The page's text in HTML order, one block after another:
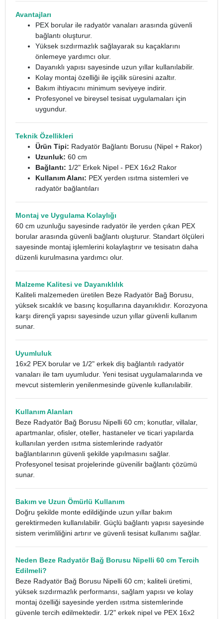
Avantajları
PEX borular ile radyatör vanaları arasında güvenli
bağlantı oluşturur.
Yüksek sızdırmazlık sağlayarak su kaçaklarını
önlemeye yardımcı olur.
Dayanıklı yapısı sayesinde uzun yıllar kullanılabilir.
Kolay montaj özelliği ile işçilik süresini azaltır.
Bakım ihtiyacını minimum seviyeye indirir.
Profesyonel ve bireysel tesisat uygulamaları için
uygundur.
Teknik Özellikleri
Ürün Tipi: Radyatör Bağlantı Borusu (Nipel + Rakor)
Uzunluk: 60 cm
Bağlantı: 1/2" Erkek Nipel - PEX 16x2 Rakor
Kullanım Alanı: PEX yerden ısıtma sistemleri ve
radyatör bağlantıları
Montaj ve Uygulama Kolaylığı
60 cm uzunluğu sayesinde radyatör ile yerden çıkan PEX
borular arasında güvenli bağlantı oluşturur. Standart ölçüleri
sayesinde montaj işlemlerini kolaylaştırır ve tesisatın daha
düzenli kurulmasına yardımcı olur.
Malzeme Kalitesi ve Dayanıklılık
Kaliteli malzemeden üretilen Beze Radyatör Bağ Borusu,
yüksek sıcaklık ve basınç koşullarına dayanıklıdır. Korozyona
karşı dirençli yapısı sayesinde uzun yıllar güvenli kullanım
sunar.
Uyumluluk
16x2 PEX borular ve 1/2" erkek diş bağlantılı radyatör
vanaları ile tam uyumludur. Yeni tesisat uygulamalarında ve
mevcut sistemlerin yenilenmesinde güvenle kullanılabilir.
Kullanım Alanları
Beze Radyatör Bağ Borusu Nipelli 60 cm; konutlar, villalar,
apartmanlar, ofisler, oteller, hastaneler ve ticari yapılarda
kullanılan yerden ısıtma sistemlerinde radyatör
bağlantılarının güvenli şekilde yapılmasını sağlar.
Profesyonel tesisat projelerinde güvenilir bağlantı çözümü
sunar.
Bakım ve Uzun Ömürlü Kullanım
Doğru şekilde monte edildiğinde uzun yıllar bakım
gerektirmeden kullanılabilir. Güçlü bağlantı yapısı sayesinde
sistem verimliliğini artırır ve güvenli tesisat kullanımı sağlar.
Neden Beze Radyatör Bağ Borusu Nipelli 60 cm Tercih
Edilmeli?
Beze Radyatör Bağ Borusu Nipelli 60 cm; kaliteli üretimi,
yüksek sızdırmazlık performansı, sağlam yapısı ve kolay
montaj özelliği sayesinde yerden ısıtma sistemlerinde
güvenle tercih edilmektedir. 1/2" erkek nipel ve PEX 16x2